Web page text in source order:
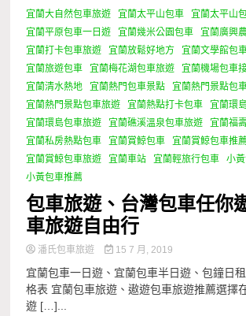
宜蘭大自然包車旅遊
宜蘭太平山包車
宜蘭太平山
宜蘭平原包車一日遊
宜蘭幾米公園包車
宜蘭廣興
宜蘭打卡包車旅遊
宜蘭放鬆好地方 宜蘭文學館包
宜蘭旅遊包車
宜蘭梅花湖包車旅遊 宜蘭機場包車
宜蘭清水熱地
宜蘭熱門包車景點
宜蘭熱門景點包
宜蘭熱門景點包車旅遊
宜蘭熱點打卡包車
宜蘭環
宜蘭環島包車旅遊
宜蘭礁溪溫泉包車旅遊
宜蘭福
宜蘭私房熱點包車
宜蘭賞鯨包車
宜蘭賞鯨包車推
宜蘭賞鯨包車旅遊
宜蘭車站 宜蘭輕旅行包車
小
小黃包車推薦
包車旅遊、台灣包車任你
車旅遊自由行
潘氏包車旅遊 15 7 月, 2019
宜蘭包車一日遊、宜蘭包車半日遊、包鐘日
格表 宜蘭包車旅遊、遨遊包車旅遊推薦選擇
遊 […]...